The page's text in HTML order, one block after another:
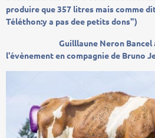
produire que 357 litres mais comme
Téléthon:y a pas dee petits dons")
Guilllaune Neron Bancel a
l'évènement en compagnie de Bruno